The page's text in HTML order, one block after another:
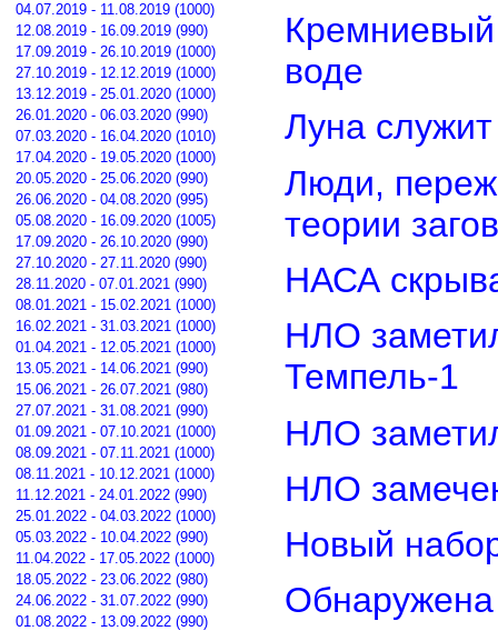
04.07.2019 - 11.08.2019 (1000)
12.08.2019 - 16.09.2019 (990)
17.09.2019 - 26.10.2019 (1000)
27.10.2019 - 12.12.2019 (1000)
13.12.2019 - 25.01.2020 (1000)
26.01.2020 - 06.03.2020 (990)
07.03.2020 - 16.04.2020 (1010)
17.04.2020 - 19.05.2020 (1000)
20.05.2020 - 25.06.2020 (990)
26.06.2020 - 04.08.2020 (995)
05.08.2020 - 16.09.2020 (1005)
17.09.2020 - 26.10.2020 (990)
27.10.2020 - 27.11.2020 (990)
28.11.2020 - 07.01.2021 (990)
08.01.2021 - 15.02.2021 (1000)
16.02.2021 - 31.03.2021 (1000)
01.04.2021 - 12.05.2021 (1000)
13.05.2021 - 14.06.2021 (990)
15.06.2021 - 26.07.2021 (980)
27.07.2021 - 31.08.2021 (990)
01.09.2021 - 07.10.2021 (1000)
08.09.2021 - 07.11.2021 (1000)
08.11.2021 - 10.12.2021 (1000)
11.12.2021 - 24.01.2022 (990)
25.01.2022 - 04.03.2022 (1000)
05.03.2022 - 10.04.2022 (990)
11.04.2022 - 17.05.2022 (1000)
18.05.2022 - 23.06.2022 (980)
24.06.2022 - 31.07.2022 (990)
01.08.2022 - 13.09.2022 (990)
воде
Луна
Люди,
теории
НАСА
НЛО
Темпель-1
НЛО
НЛО
Новый
Обнаружена